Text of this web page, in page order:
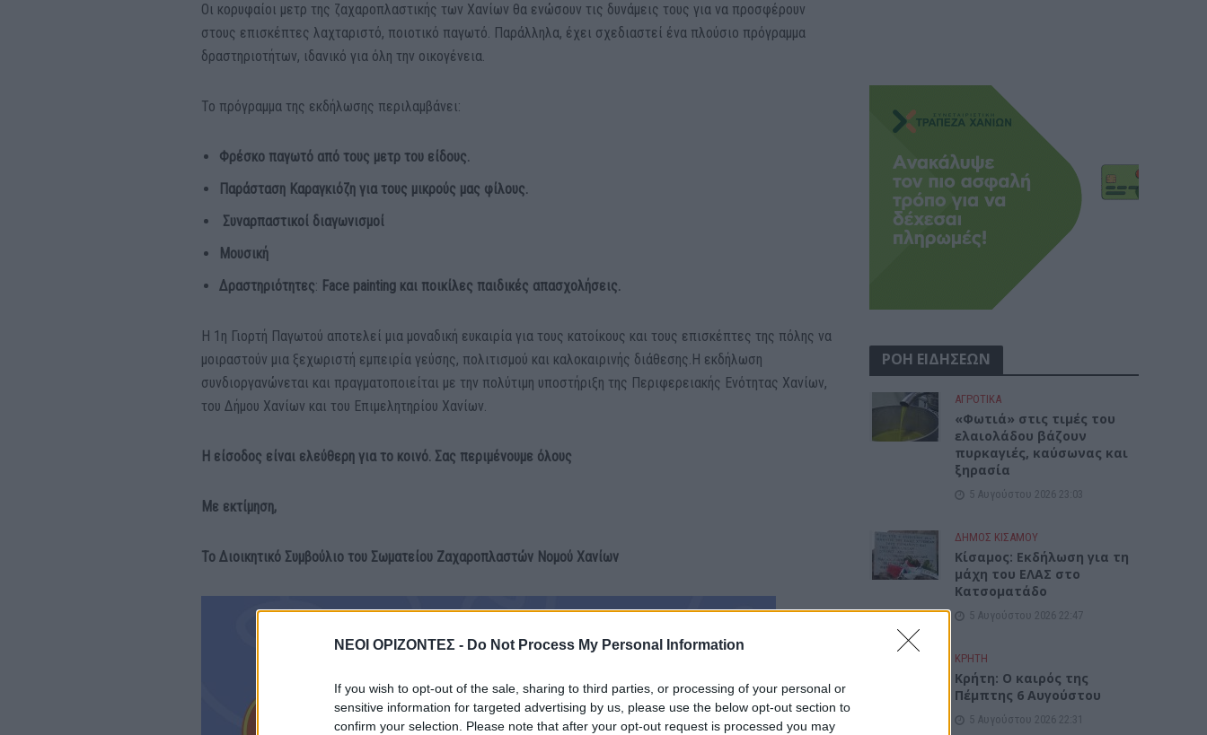
ΝΕΟΙ ΟΡΙΖΟΝΤΕΣ - Do Not Process My Personal Information
If you wish to opt-out of the sale, sharing to third parties, or processing of your personal or
sensitive information for targeted advertising by us, please use the below opt-out section to
confirm your selection. Please note that after your opt-out request is processed you may
Οι κορυφαίοι μετρ της ζαχαροπλαστικής των Χανίων θα ενώσουν τις δυνάμεις τους για να προσφέρουν
στους επισκέπτες λαχταριστό, ποιοτικό παγωτό. Παράλληλα, έχει σχεδιαστεί ένα πλούσιο πρόγραμμα
δραστηριοτήτων, ιδανικό για όλη την οικογένεια.
Το πρόγραμμα της εκδήλωσης περιλαμβάνει:
Φρέσκο παγωτό από τους μετρ του είδους.
Παράσταση Καραγκιόζη για τους μικρούς μας φίλους.
Συναρπαστικοί διαγωνισμοί
Μουσική
Δραστηριότητες: Face painting και ποικίλες παιδικές απασχολήσεις.
Η 1η Γιορτή Παγωτού αποτελεί μια μοναδική ευκαιρία για τους κατοίκους και τους επισκέπτες της πόλης να
μοιραστούν μια ξεχωριστή εμπειρία γεύσης, πολιτισμού και καλοκαιρινής διάθεσης.Η εκδήλωση
συνδιοργανώνεται και πραγματοποιείται με την πολύτιμη υποστήριξη της Περιφερειακής Ενότητας Χανίων,
του Δήμου Χανίων και του Επιμελητηρίου Χανίων.
Η είσοδος είναι ελεύθερη για το κοινό. Σας περιμένουμε όλους
Με εκτίμηση,
Το Διοικητικό Συμβούλιο του Σωματείου Ζαχαροπλαστών Νομού Χανίων
ΡΟΗ ΕΙΔΗΣΕΩΝ
ΑΓΡΟΤΙΚΑ
«Φωτιά» στις τιμές του
ελαιολάδου βάζουν
πυρκαγιές, καύσωνας και
ξηρασία
5 Αυγούστου 2026 23:03
ΔΉΜΟΣ ΚΙΣΆΜΟΥ
Κίσαμος: Εκδήλωση για τη
μάχη του ΕΛΑΣ στο
Κατσοματάδο
5 Αυγούστου 2026 22:47
ΚΡΗΤΗ
Κρήτη: Ο καιρός της
Πέμπτης 6 Αυγούστου
5 Αυγούστου 2026 22:31